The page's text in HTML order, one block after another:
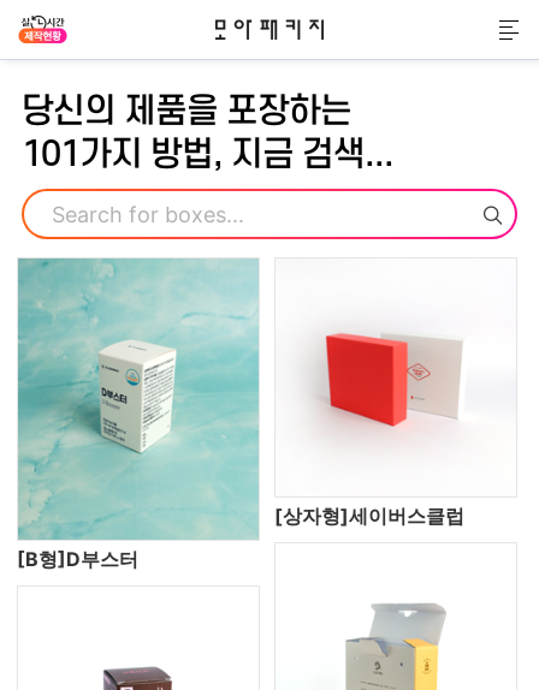
모아패키지
메
당신의 제품을 포장하는
101가지 방법, 지금 검색...
검색
[B형]D부스터
[상자형]세이버스클럽